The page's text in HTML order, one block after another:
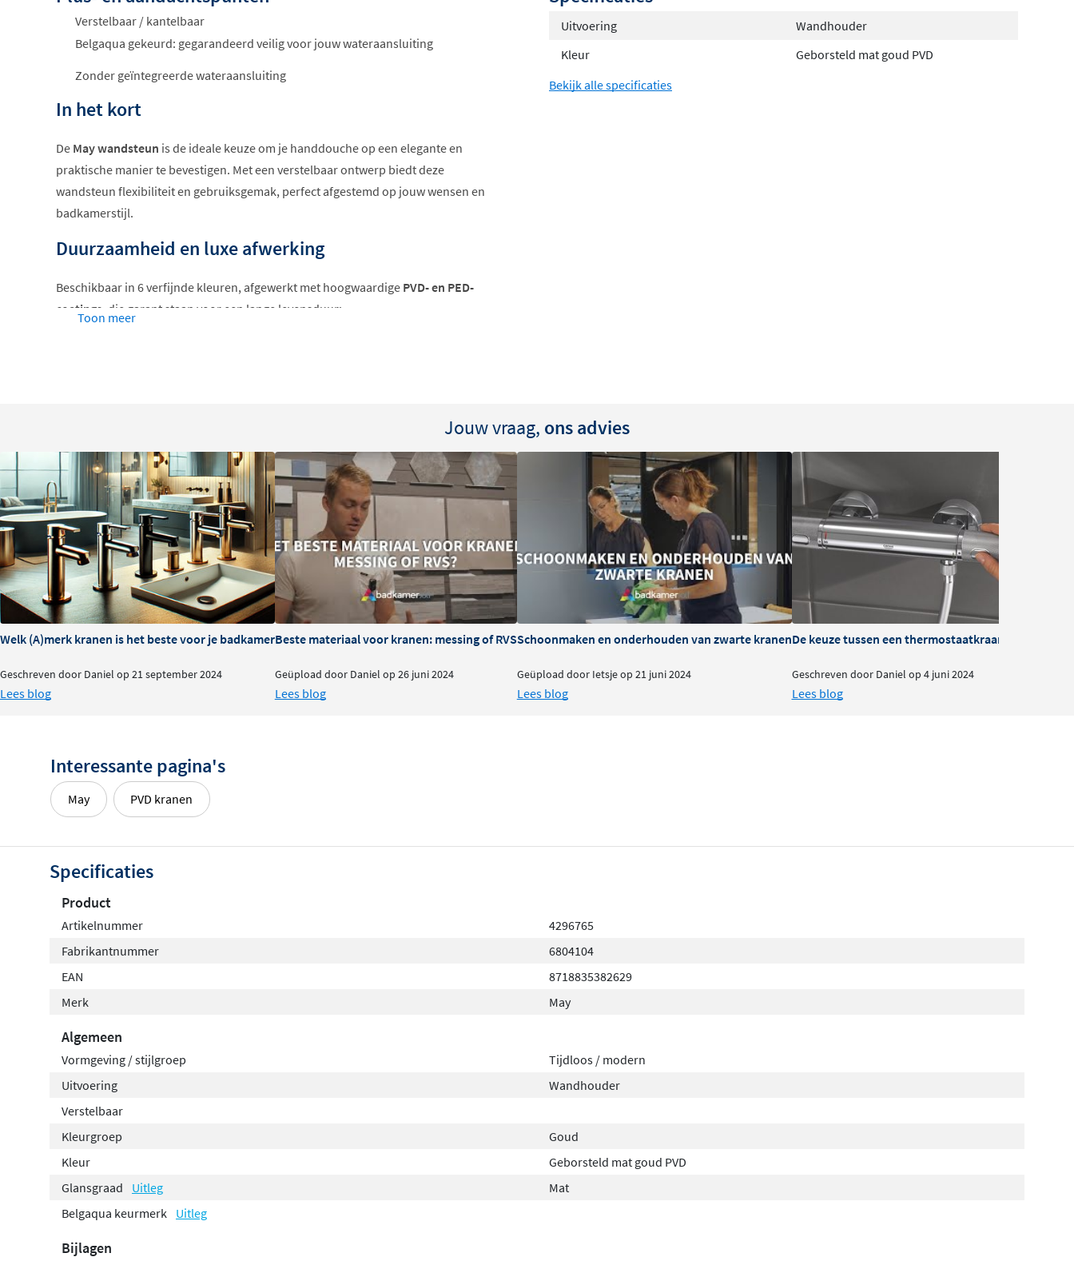
Verstelbaar / kantelbaar
Belgaqua gekeurd: gegarandeerd veilig voor jouw wateraansluiting
Zonder geïntegreerde wateraansluiting
In het kort
De May wandsteun is de ideale keuze om je handdouche op een elegante en
praktische manier te bevestigen. Met een verstelbaar ontwerp biedt deze
wandsteun flexibiliteit en gebruiksgemak, perfect afgestemd op jouw wensen en
badkamerstijl.
Duurzaamheid en luxe afwerking
Beschikbaar in 6 verfijnde kleuren, afgewerkt met hoogwaardige PVD- en PED-
coatings , die garant staan voor een lange levensduur:
bestand tegen intensief gebruik.
Waarom Kiezen voor de May wandsteun?
Verstelbaar ontwerpvoor optimale flexibiliteit en comfort.
Beschikbaar in6 kleuren, perfect afgestemd op andere May producten.
Duurzame coatings die kras- en slijtvast zijn.
Strakke en moderne uitstraling, ideaal voor elke badkamerstijl.
Toon meer
Uitvoering
Wandhouder
Kleur
Geborsteld mat goud PVD
Bekijk alle specificaties
Jouw vraag, ons advies
Welk (A)merk kranen is het beste voor je badkamer?
Geschreven door Daniel op 21 september 2024
Lees blog
Beste materiaal voor kranen: messing of RVS
Geüpload door Daniel op 26 juni 2024
Lees blog
Schoonmaken en onderhouden van zwarte kranen
Geüpload door Ietsje op 21 juni 2024
Lees blog
De keuze tussen een thermostaatkraan of
Geschreven door Daniel op 4 juni 2024
Lees blog
Interessante pagina's
May PVD kranen
Specificaties
Product
Artikelnummer
4296765
Fabrikantnummer
6804104
EAN
8718835382629
Merk
May
Algemeen
Vormgeving / stijlgroep
Tijdloos / modern
Uitvoering
Wandhouder
Verstelbaar
Kleurgroep
Goud
Kleur
Geborsteld mat goud PVD
Glansgraad
Uitleg
Mat
Belgaqua keurmerk Uitleg
Bijlagen